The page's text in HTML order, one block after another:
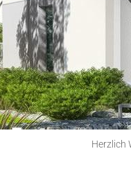
Herzlich